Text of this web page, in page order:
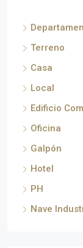
Terreno
Casa
Local
Edificio
Oficina
Galpón
Hotel
PH
Nave